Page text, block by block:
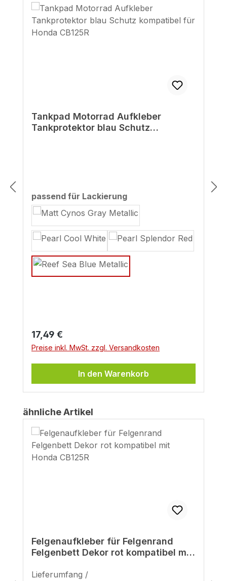
Tankpad Motorrad Aufkleber
Tankprotektor blau Schutz
passend für Lackierungauswählen
Regulärer Preis:
17,49 €
Preise inkl. MwSt. zzgl. Versandkosten
In den Warenkorb
Produktgalerie überspringen
ähnliche Artikel
Felgenaufkleber für Felgenrand
Felgenbett Dekor rot kompatibel mit
Lieferumfang /